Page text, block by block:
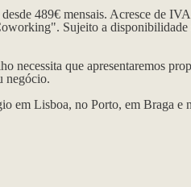
489€ mensais. Acresce de
Sujeito a disponibilidade
necessita que apresentaremos
negócio.
em Lisboa, no Porto, em Braga e